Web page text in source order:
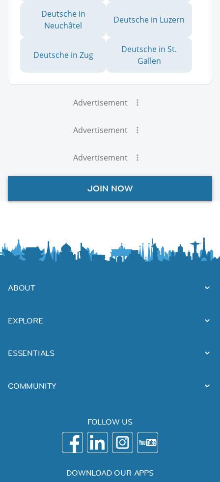
Deutsche in
Neuchâtel
Deutsche in Luzern
Deutsche in Zug
Deutsche in St.
Gallen
Advertisement
Advertisement
Advertisement
JOIN NOW
ABOUT
EXPLORE
ESSENTIALS
COMMUNITY
FOLLOW US
DOWNLOAD OUR APPS